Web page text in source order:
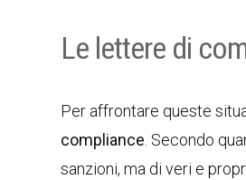
Le lettere di
Per affrontare queste
compliance . Secondo
sanzioni, ma di veri e